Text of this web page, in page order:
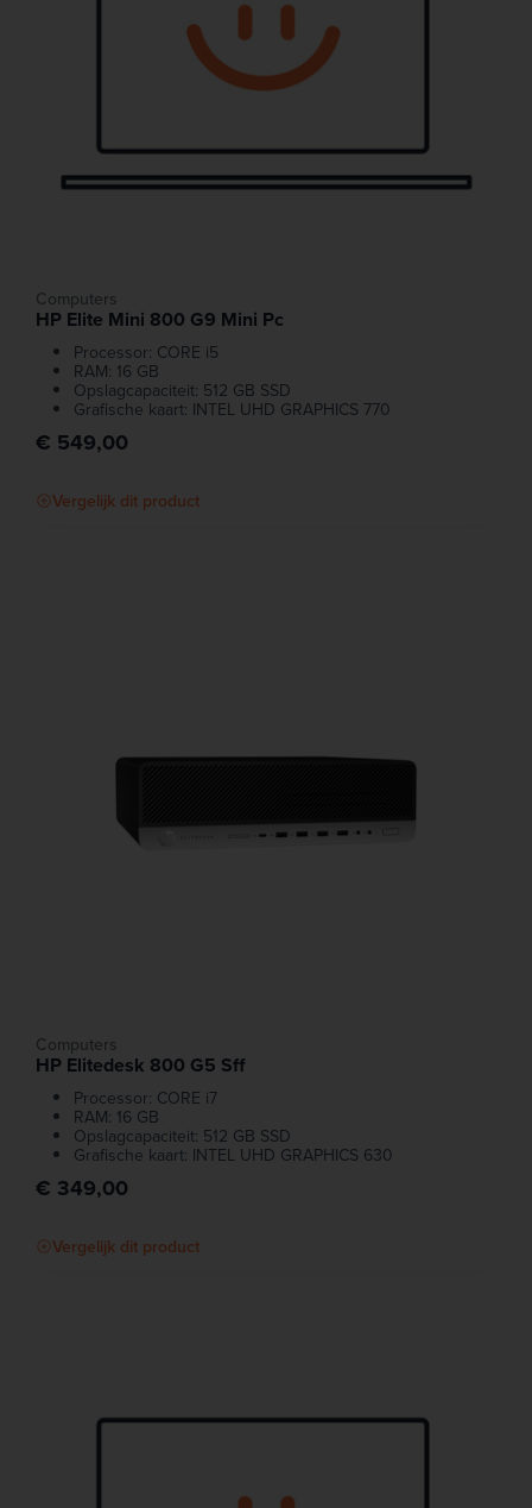
Computers
HP Elite Mini 800 G9 Mini Pc
Processor: CORE i5
RAM: 16 GB
Opslagcapaciteit: 512 GB SSD
Grafische kaart: INTEL UHD GRAPHICS 770
€ 549,00
Vergelijk dit product
Computers
HP Elitedesk 800 G5 Sff
Processor: CORE i7
RAM: 16 GB
Opslagcapaciteit: 512 GB SSD
Grafische kaart: INTEL UHD GRAPHICS 630
€ 349,00
Vergelijk dit product